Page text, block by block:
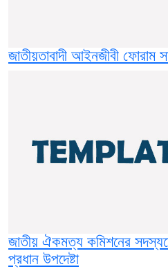
জাতীয়তাবাদী আইনজীবী ফোরাম
জাতীয় ঐকমত্য কমিশনের
প্রধান উপদেষ্টা